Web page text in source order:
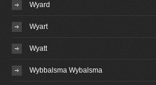
Wyard
Wyart
Wyatt
Wybbalsma Wybalsma